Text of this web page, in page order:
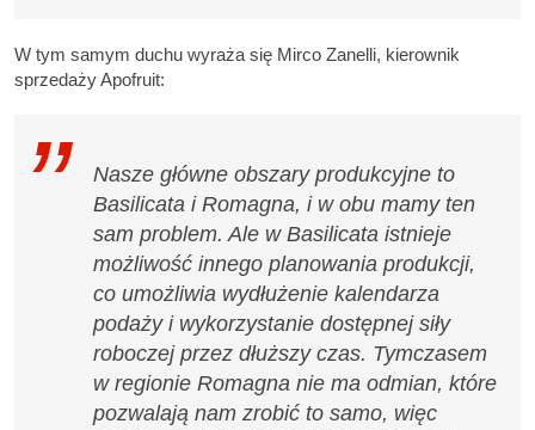
W tym samym duchu wyraża się Mirco Zanelli, kierownik
sprzedaży Apofruit:
Nasze główne obszary produkcyjne to
Basilicata i Romagna, i w obu mamy ten
sam problem. Ale w Basilicata istnieje
możliwość innego planowania produkcji,
co umożliwia wydłużenie kalendarza
podaży i wykorzystanie dostępnej siły
roboczej przez dłuższy czas. Tymczasem
w regionie Romagna nie ma odmian, które
pozwalają nam zrobić to samo, więc